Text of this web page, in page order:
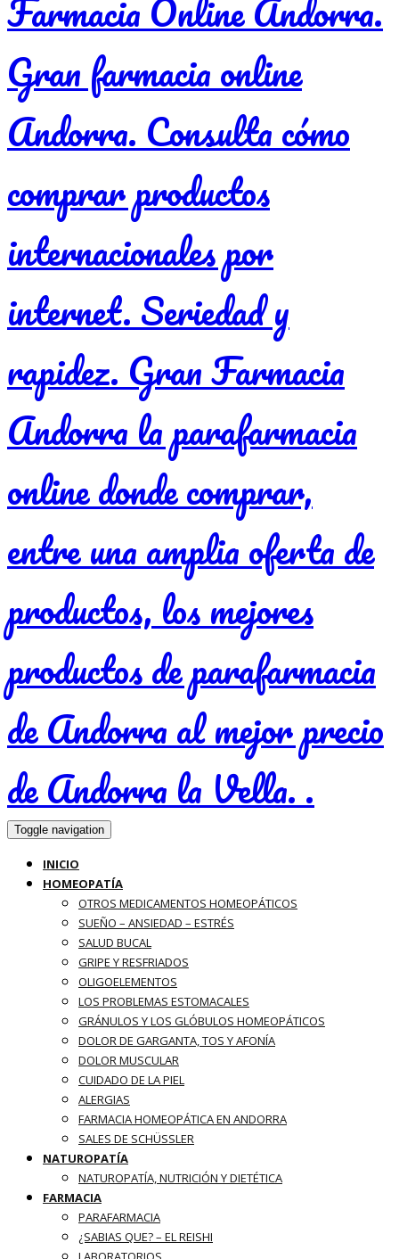
Toggle navigation
INICIO
HOMEOPATÍA
OTROS MEDICAMENTOS HOMEOPÁTICOS
SUEÑO – ANSIEDAD – ESTRÉS
SALUD BUCAL
GRIPE Y RESFRIADOS
OLIGOELEMENTOS
LOS PROBLEMAS ESTOMACALES
GRÁNULOS Y LOS GLÓBULOS HOMEOPÁTICOS
DOLOR DE GARGANTA, TOS Y AFONÍA
DOLOR MUSCULAR
CUIDADO DE LA PIEL
ALERGIAS
FARMACIA HOMEOPÁTICA EN ANDORRA
SALES DE SCHÜSSLER
NATUROPATÍA
NATUROPATÍA, NUTRICIÓN Y DIETÉTICA
FARMACIA
PARAFARMACIA
¿SABIAS QUE? – EL REISHI